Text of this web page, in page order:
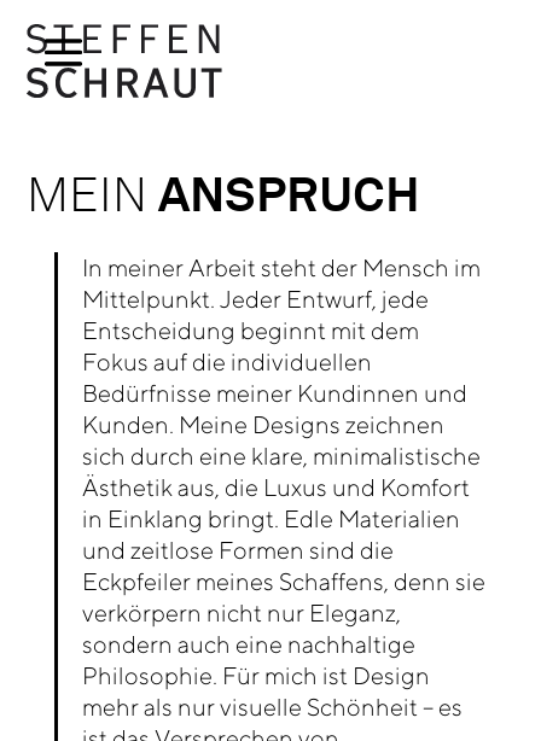
MEINANSPRUCH
In meiner Arbeit steht der Mensch im
Mittelpunkt. Jeder Entwurf, jede
Entscheidung beginnt mit dem
Fokus auf die individuellen
Bedürfnisse meiner Kundinnen und
Kunden. Meine Designs zeichnen
sich durch eine klare, minimalistische
Ästhetik aus, die Luxus und Komfort
in Einklang bringt. Edle Materialien
und zeitlose Formen sind die
Eckpfeiler meines Schaffens, denn sie
verkörpern nicht nur Eleganz,
sondern auch eine nachhaltige
Philosophie. Für mich ist Design
mehr als nur visuelle Schönheit – es